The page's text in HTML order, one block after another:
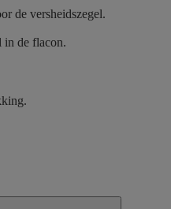
de versheidszegel.
in de flacon.